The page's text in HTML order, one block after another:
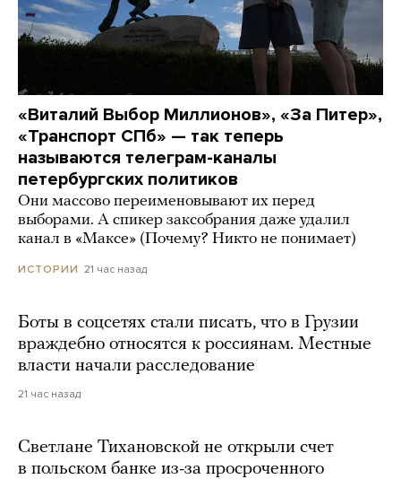
«Виталий Выбор Миллионов», «За Питер»,
«Транспорт СПб» — так теперь
называются телеграм-каналы
петербургских политиков
Они массово переименовывают их перед
выборами. А спикер заксобрания даже удалил
канал в «Максе» (Почему? Никто не понимает)
ИСТОРИИ 21 час назад
Боты в соцсетях стали писать, что в Грузии
враждебно относятся к россиянам. Местные
власти начали расследование
21 час назад
Светлане Тихановской не открыли счет
в польском банке из-за просроченного